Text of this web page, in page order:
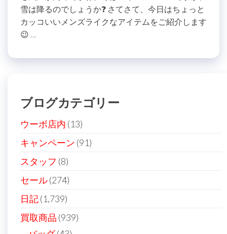
雪は降るのでしょうか❓ さてさて、今日はちょっと
カッコいいメンズライクなアイテムをご紹介します
😉 …
ブログカテゴリー
ウーボ店内 (13)
キャンペーン (91)
スタッフ (8)
セール(274)
日記(1,739)
買取商品 (939)